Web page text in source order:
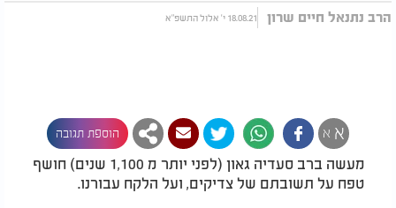
הרב נתנאל חיים שרון 18.08.21 י' אלול התשפ"א
א א הוספת תגובה
מעשה ברב סעדיה גאון (לפני יותר מ 1,100 שנים) חושף
טפח על תשובתם של צדיקים, ועל הלקח עבורנו.